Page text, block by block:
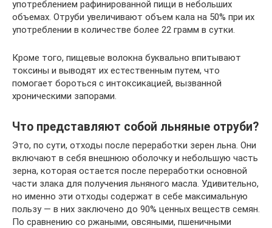
употреблением рафинированной пищи в небольших
объемах. Отруби увеличивают объем кала на 50% при их
употреблении в количестве более 22 грамм в сутки.
Кроме того, пищевые волокна буквально впитывают
токсины и выводят их естественным путем, что
помогает бороться с интоксикацией, вызванной
хроническими запорами.
Что представляют собой льняные отруби?
Это, по сути, отходы после переработки зерен льна. Они
включают в себя внешнюю оболочку и небольшую часть
зерна, которая остается после переработки основной
части злака для получения льняного масла. Удивительно,
но именно эти отходы содержат в себе максимальную
пользу — в них заключено до 90% ценных веществ семян.
По сравнению со ржаными, овсяными, пшеничными